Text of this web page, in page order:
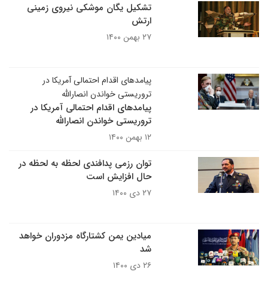
تشکیل یگان موشکی نیروی زمینی
ارتش
۲۷ بهمن ۱۴۰۰
پیامدهای اقدام احتمالی آمریکا در
تروریستی خواندن انصارالله
پیامدهای اقدام احتمالی آمریکا در
تروریستی خواندن انصارالله
۱۲ بهمن ۱۴۰۰
توان رزمی پدافندی لحظه به لحظه در
حال افزایش است
۲۷ دی ۱۴۰۰
میادین یمن کشتارگاه مزدوران خواهد
شد
۲۶ دی ۱۴۰۰